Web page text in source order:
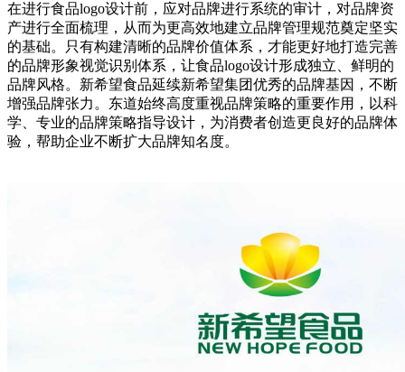
在进行食品logo设计前，应对品牌进行系统的审计，对品牌资
产进行全面梳理，从而为更高效地建立品牌管理规范奠定坚实
的基础。只有构建清晰的品牌价值体系，才能更好地打造完善
的品牌形象视觉识别体系，让食品logo设计形成独立、鲜明的
品牌风格。新希望食品延续新希望集团优秀的品牌基因，不断
增强品牌张力。东道始终高度重视品牌策略的重要作用，以科
学、专业的品牌策略指导设计，为消费者创造更良好的品牌体
验，帮助企业不断扩大品牌知名度。